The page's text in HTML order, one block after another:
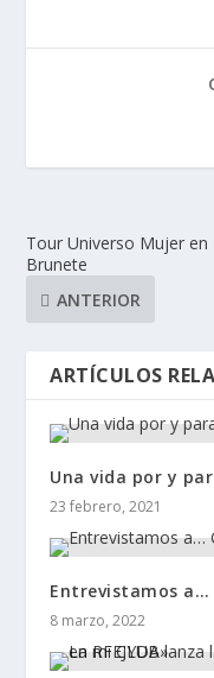
Tour Universo Mujer en
Brunete
ANTERIOR
ARTÍCULOS
Una vida por y
23 febrero, 2021
Entrevistamos a…
8 marzo, 2022